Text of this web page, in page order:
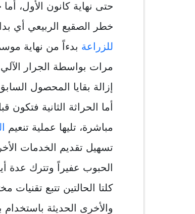
حتى نهاية كانون الأول،
خطر الصقيع الربيعي أي
للزراعة بدءاً من نهاية
مرات بواسطة الجرار الآلي
إزالة بقايا المحصول
أما الحراثة الثانية
مباشرة، تليها عملية تنعيم
تسهيل تقديم الخدمات
الحبوب عفيراً وتترك عدة
كلتا الحالتين تتبع تقنيات
والأخرى الحديثة